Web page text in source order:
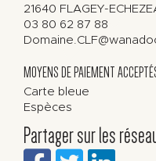
21640 FLAGEY-
03 80 62 87 88
MOYENS DE PAIEMENT
Carte bleue
Espèces
Partager sur les